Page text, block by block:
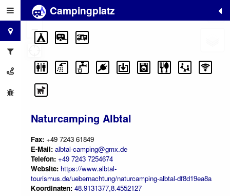
Campingplatz
Naturcamping Albtal
Fax: +49 7243 61849
E-Mail: albtal-camping@gmx.de
Telefon: +49 7243 7254674
Website: https://www.albtal-
tourismus.de/uebernachtung/naturcamping-albtal-df8d19ea8a
Koordinaten: 48.9131377,8.4552127
+
−